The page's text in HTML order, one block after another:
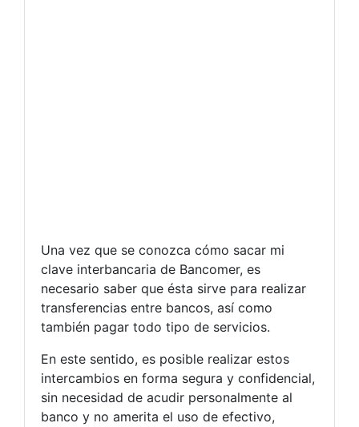
Una vez que se conozca cómo sacar mi
clave interbancaria de Bancomer, es
necesario saber que ésta sirve para realizar
transferencias entre bancos, así como
también pagar todo tipo de servicios.
En este sentido, es posible realizar estos
intercambios en forma segura y confidencial,
sin necesidad de acudir personalmente al
banco y no amerita el uso de efectivo,